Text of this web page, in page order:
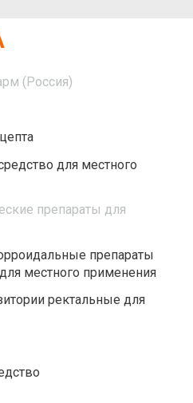
(Россия)
для местного
препараты для
препараты
местного применения
ректальные для